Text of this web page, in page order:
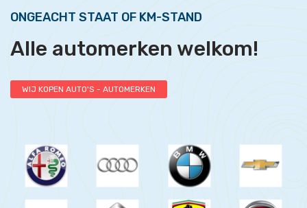
ONGEACHT STAAT OF KM-STAND
Alle automerken welkom!
WIJ KOPEN AUTO'S - AUTOMERKEN